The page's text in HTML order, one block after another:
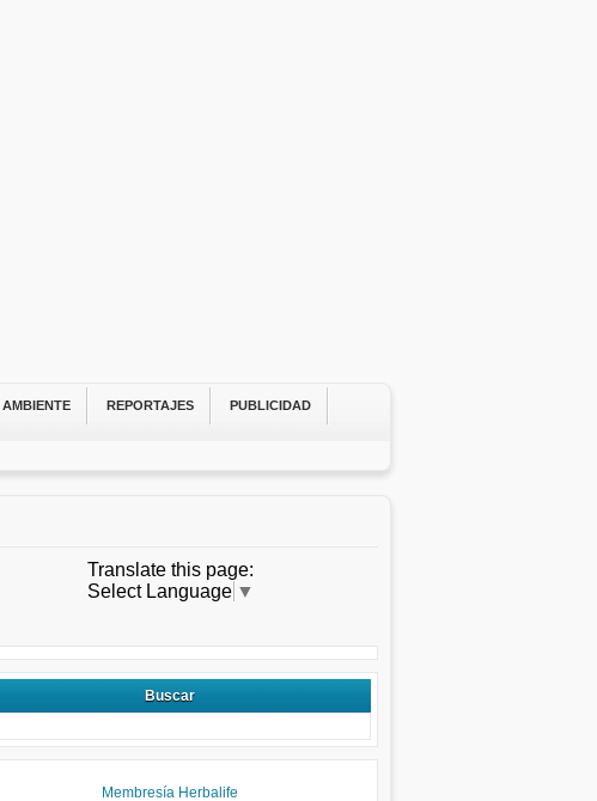
AMBIENTE REPORTAJES PUBLICIDAD
Translate this page:
Select Language ▼
Buscar
Membresía Herbalife